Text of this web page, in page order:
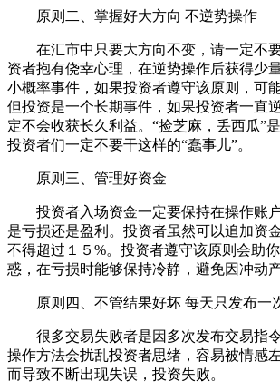
原则二、掌握好大方向 不逆势操作
在汇市中只要大方向不变，请一定不
资者抱有侥幸心理，在逆势操作后获得少
小概率事件，如果投资者遵守该原则，可
但投资是一个长期事件，如果投资者一直
定不会收获长久利益。“捡芝麻，丢西瓜”
投资者们一定不要干这样的“蠢事儿”。
原则三、管理好资金
投资者入场资金一定要保持在操作账
是亏损还是盈利。投资者虽然可以追加资
不得超过１５%。投资者遵守该原则会助
惑，在亏损时能够保持冷静，避免因冲动
原则四、不管结果好坏 每天只发布一
很多交易失败者是因多次发布交易指
操作方法会扰乱投资者思绪，容易被情感
而导致不断出现失误，投资失败。